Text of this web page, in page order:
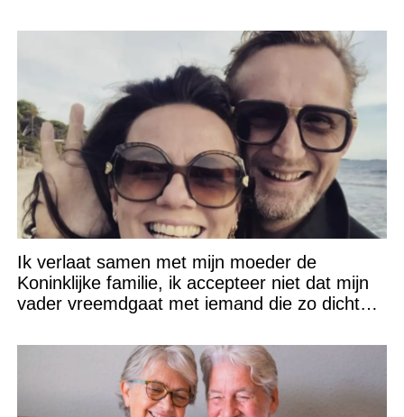
Ik verlaat samen met mijn moeder de
Koninklijke familie, ik accepteer niet dat mijn
vader vreemdgaat met iemand die zo dichtbij